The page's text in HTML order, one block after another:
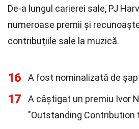
De-a lungul carierei sale, PJ
numeroase premii și
contribuțiile sale la muzică.
16 A fost nominalizată de
17
A câștigat un premiu Ivor
"Outstanding Contribution